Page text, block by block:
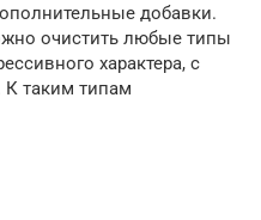
добавки.
очистить любые типы
характера, с
К таким типам